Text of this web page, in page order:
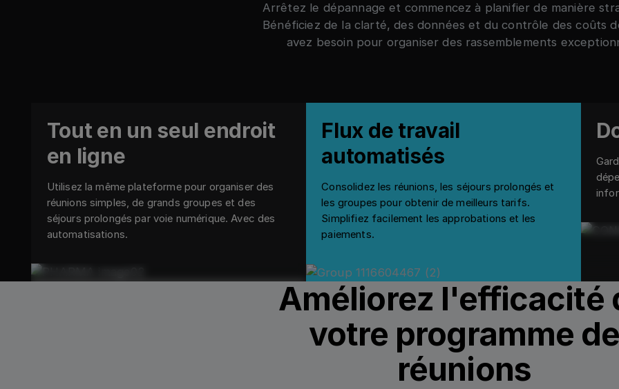
Arrêtez le dépannage et commencez à planifier de manière
Bénéficiez de la clarté, des données et du contrôle des coûts
avez besoin pour organiser des rassemblements
Tout en un seul endroit
en ligne
Utilisez la même plateforme pour organiser des
réunions simples, de grands groupes et des
séjours prolongés par voie numérique. Avec des
automatisations.
Flux de travail
automatisés
Consolidez les réunions, les séjours prolongés et
les groupes pour obtenir de meilleurs tarifs.
Simplifiez facilement les approbations et les
paiements.
Améliorez l'efficacité
votre programme de
réunions